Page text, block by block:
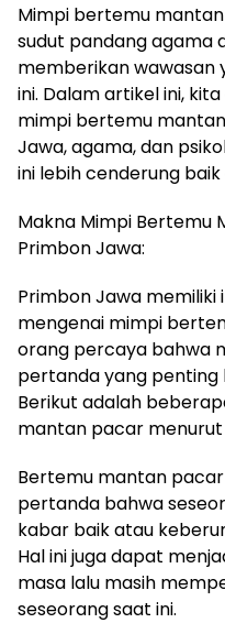
Mimpi bertemu
sudut pandang agama
memberikan wawasan
ini. Dalam artikel ini,
mimpi bertemu
Jawa, agama, dan
ini lebih cenderung
Makna Mimpi Bertemu
Primbon Jawa:
Primbon Jawa
mengenai mimpi
orang percaya bahwa
pertanda yang penting
Berikut adalah
mantan pacar
Bertemu mantan
pertanda bahwa
kabar baik atau
Hal ini juga dapat
masa lalu masih
seseorang saat ini.